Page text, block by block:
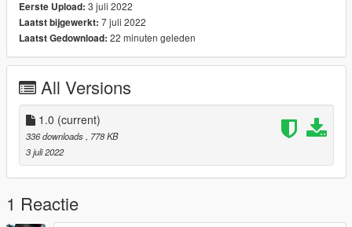
Eerste Upload: 3 juli 2022
Laatst bijgewerkt: 7 juli 2022
Laatst Gedownload: 22 minuten geleden
All Versions
1.0 (current)
336 downloads
, 778 KB
3 juli 2022
1 Reactie